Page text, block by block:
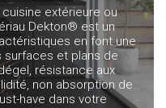
extérieure ou
Dekton® est un
en font une
surfaces et plans de
résistance aux
non absorption de
have dans votre